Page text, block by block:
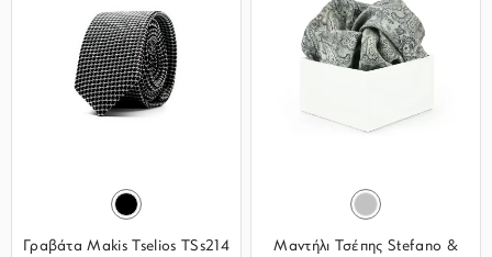
Γραβάτα Makis Tselios TSs214
Μαντήλι Τσέπης Stefano &